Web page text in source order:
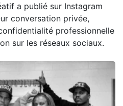
a publié sur Instagram
conversation privée,
professionnelle
sur les réseaux sociaux.